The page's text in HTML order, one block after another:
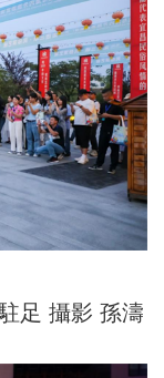
足 攝影 孫濤